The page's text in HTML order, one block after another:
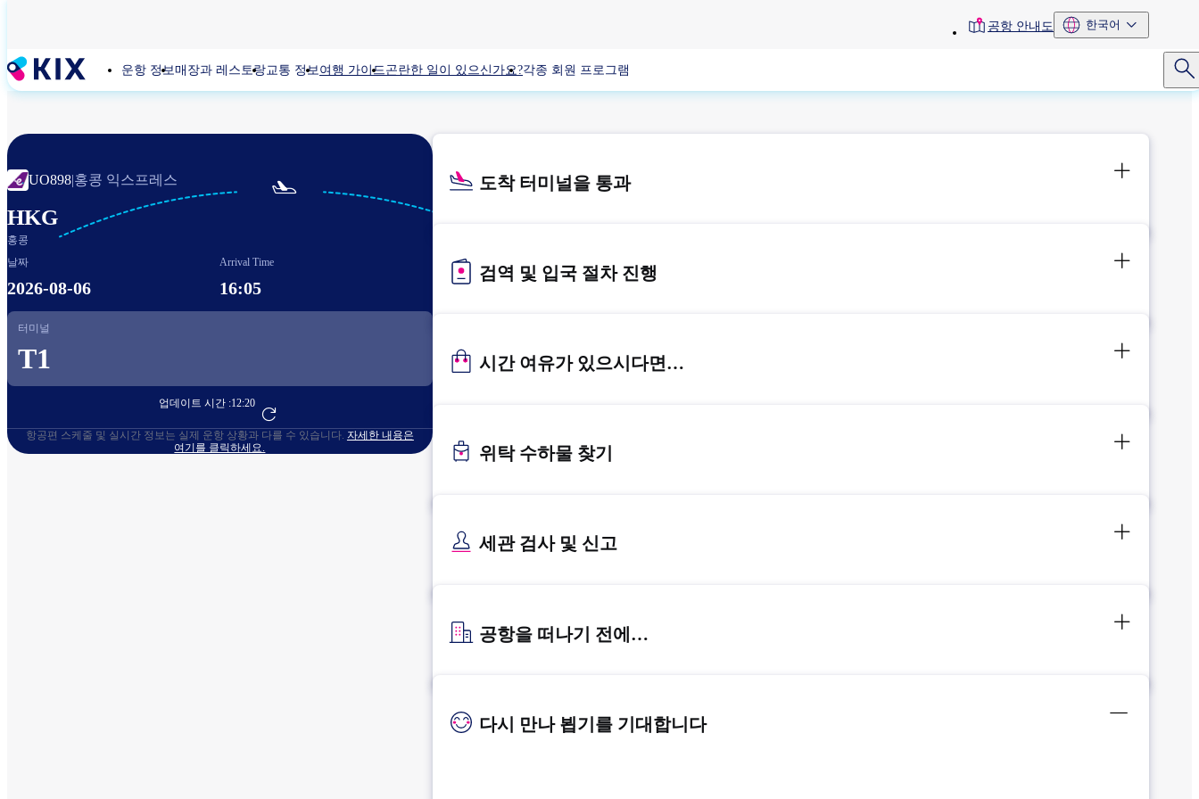
콘
텐
츠
너
기
toolbar공항 안내도 한국어
운항 정보매장과 레스토랑교통 정보여행 가이드곤란한 일이 있으신가요?각종 회원 프로그램
UO898|홍콩 익스프레스
HKG
홍콩

날짜
2026-08-06
Arrival Time
16:05
터미널
T1
업데이트 시간 :12:20
항공편 예약하기
항공편 스케줄 및 실시간 정보는 실제 운항 상황과 다를 수 있습니다. 자세한 내용은
여기를 클릭하세요.
도착 터미널을 통과
검역 및 입국 절차 진행
시간 여유가 있으시다면…
위탁 수하물 찾기
세관 검사 및 신고
공항을 떠나기 전에…
다시 만나 뵙기를 기대합니다